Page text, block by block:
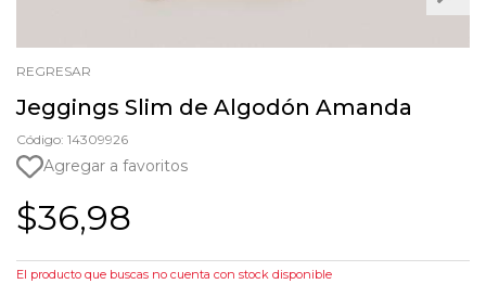
REGRESAR
Jeggings Slim de Algodón Amanda
Código: 14309926
Agregar a favoritos
$36,98
El producto que buscas no cuenta con stock disponible